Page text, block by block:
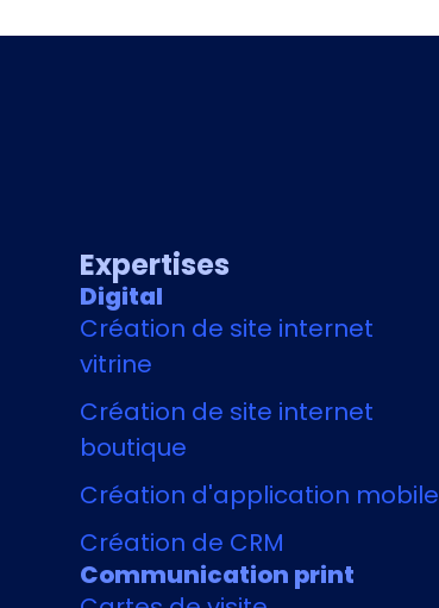
Expertises
Digital
Création de site internet
vitrine
Création de site internet
boutique
Création d'application mobile
Création de CRM
Communication print